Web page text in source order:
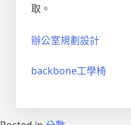
取。
辦公室規劃設計
backbone工學椅